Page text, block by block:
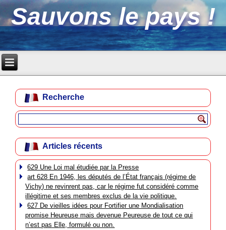
Sauvons le pays !
Recherche
Articles récents
629 Une Loi mal étudiée par la Presse
art 628 En 1946, les députés de l’État français (régime de
Vichy) ne revinrent pas, car le régime fut considéré comme
illégitime et ses membres exclus de la vie politique.
627 De vieilles idées pour Fortifier une Mondialisation
promise Heureuse mais devenue Peureuse de tout ce qui
n’est pas Elle, formulé ou non.